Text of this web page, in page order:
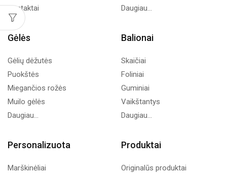
Kontaktai
Daugiau...
Gėlės
Gėlių dėžutės
Puokštės
Miegančios rožės
Muilo gėlės
Daugiau...
Balionai
Skaičiai
Foliniai
Guminiai
Vaikštantys
Daugiau...
Personalizuota
Marškinėliai
Produktai
Originalūs produktai